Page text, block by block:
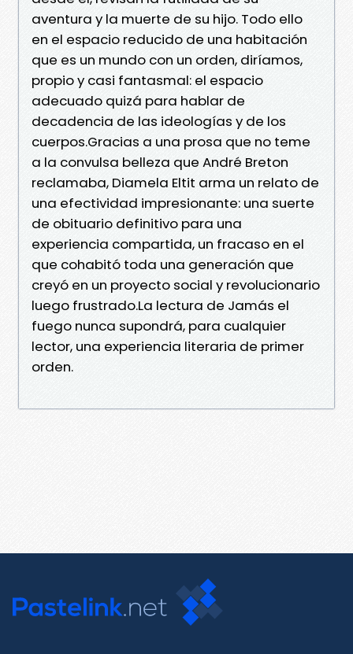
aventura y la muerte de su hijo. Todo ello
en el espacio reducido de una habitación
que es un mundo con un orden, diríamos,
propio y casi fantasmal: el espacio
adecuado quizá para hablar de
decadencia de las ideologías y de los
cuerpos.Gracias a una prosa que no teme
a la convulsa belleza que André Breton
reclamaba, Diamela Eltit arma un relato de
una efectividad impresionante: una suerte
de obituario definitivo para una
experiencia compartida, un fracaso en el
que cohabitó toda una generación que
creyó en un proyecto social y revolucionario
luego frustrado.La lectura de Jamás el
fuego nunca supondrá, para cualquier
lector, una experiencia literaria de primer
orden.